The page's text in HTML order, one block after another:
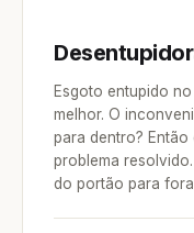
Esgoto entupido
melhor. O
para dentro? Então
problema
do portão para